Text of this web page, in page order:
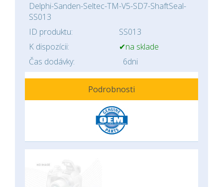
Delphi-Sanden-Seltec-TM-V5-SD7-ShaftSeal-
SS013
ID produktu:
SS013
K dispozícii:
✔na sklade
Čas dodávky:
6dni
Podrobnosti